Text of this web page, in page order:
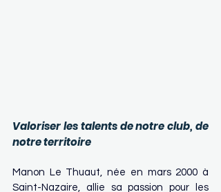
Valoriser les talents de notre club, de
notre territoire
Manon Le Thuaut, née en mars 2000 à
Saint-Nazaire, allie sa passion pour les